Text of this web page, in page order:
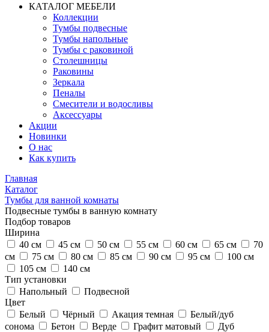
КАТАЛОГ МЕБЕЛИ
Коллекции
Тумбы подвесные
Тумбы напольные
Тумбы с раковиной
Столешницы
Раковины
Зеркала
Пеналы
Смесители и водосливы
Аксессуары
Акции
Новинки
О нас
Как купить
Главная
Каталог
Тумбы для ванной комнаты
Подвесные тумбы в ванную комнату
Подбор товаров
Ширина
40 см
45 см 50 см 55 см 60 см 65 см
70
см
75 см 80 см 85 см 90 см 95 см
100 см
105 см
140 см
Тип установки
Напольный
Подвесной
Цвет
Белый
Чёрный Акация темная
Белый/дуб
сонома
Бетон Верде Графит матовый
Дуб